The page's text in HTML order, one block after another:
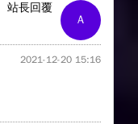
A
站長回覆
2021-12-20 15:16